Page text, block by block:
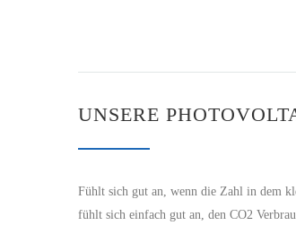
UNSERE
Fühlt sich gut an, wenn die Zahl in dem
fühlt sich einfach gut an, den CO2